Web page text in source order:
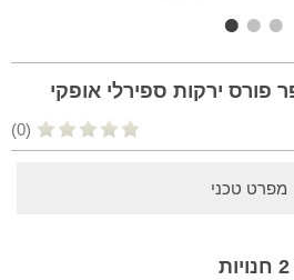
(0)
מפרט טכני